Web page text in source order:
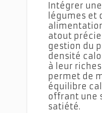
Intégrer
légumes et
atout
gestion du
densité
à leur
permet de
équilibre
offrant une
satiété.